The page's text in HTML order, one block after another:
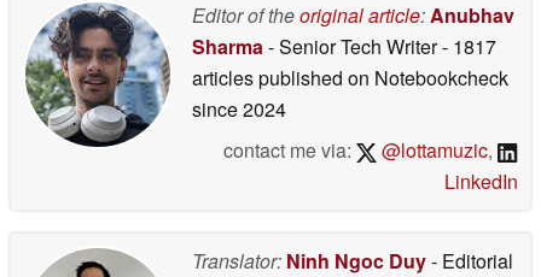
Editor of theoriginal article:Anubhav
Sharma- Senior Tech Writer- 1817
articles published on Notebookcheck
since 2024
contact me via:
@lottamuzic,
LinkedIn
Translator: Ninh Ngoc Duy- Editorial